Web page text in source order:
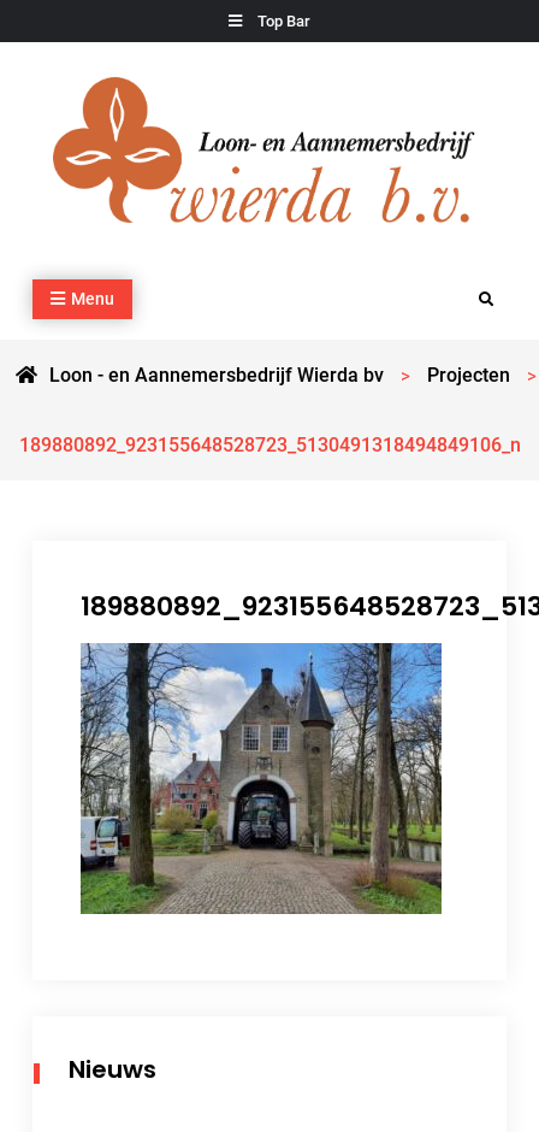
to
Top Bar
Loon – en Aannemersbedrijf Wierda bv
Kraan- en machineverhuur, agrarisch werk, grondverzet,
cultuurtechnisch werk en transport
Menu Search
Loon - en Aannemersbedrijf Wierda bv > Projecten >
189880892_923155648528723_5130491318494849106_n
Nieuws